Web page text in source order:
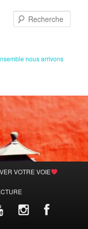
nous arrivons
VOTRE VOIE